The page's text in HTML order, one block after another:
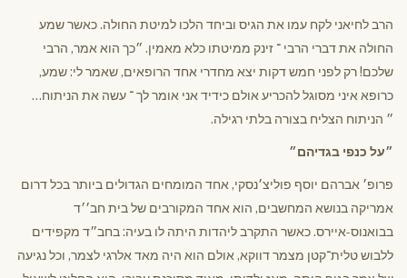
הרב לחיאני לקח עמו את הגיס וביחד הלכו למיטת החולה. כאשר שמע
החולה את דברי הרבי ־ זינק ממיטתו כלא מאמין. ״כך הוא אמר, הרבי
שלכם! רק לפני חמש דקות יצא מחדרי אחד הרופאים, שאמר לי: שמע,
כרופא איני מסוגל להכריע אולם כידיד אני אומר לך ־ עשה את הניתוח…
״ הניתוח הצליח בצורה בלתי רגילה.
״על כנפי בגדיהם״
פרופ׳ אברהם יוסף פוליצ׳נסקי, אחד המומחים הגדולים ביותר בכל דרום
אמריקה בנושא המחשבים, הוא אחד המקורבים של בית חב׳׳ד
בבואנוס-איירס. כאשר התקרב ליהדות היתה לו בעיה: בחב״ד מקפידים
ללבוש טלית־קטן מצמר דווקא, אולם הוא היה מאד אלרגי לצמר, וכל נגיעה